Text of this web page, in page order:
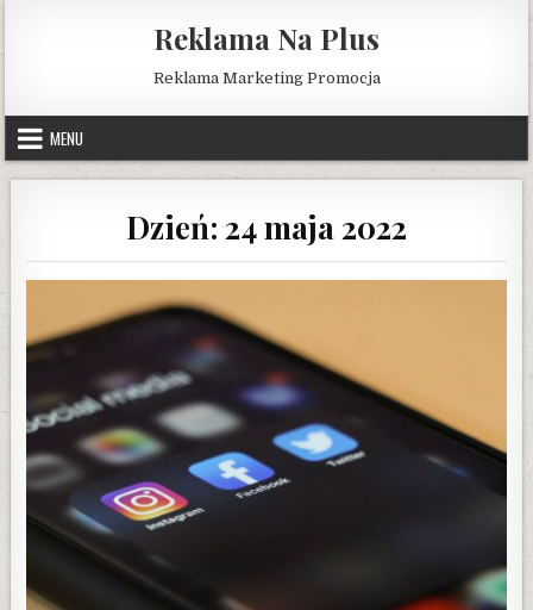
content
Reklama Na Plus
Reklama Marketing Promocja
MENU
Dzień: 24 maja 2022